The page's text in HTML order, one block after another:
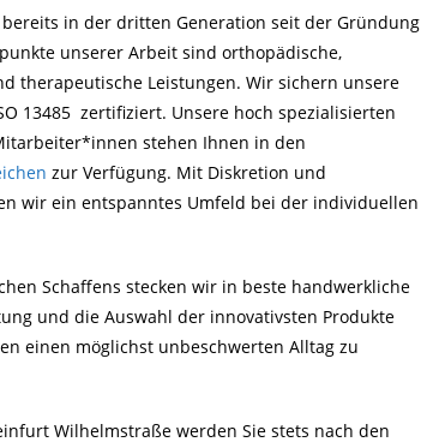
in der dritten Generation seit der Gründung
unserer Arbeit sind orthopädische,
therapeutische Leistungen. Wir sichern unsere
13485 zertifiziert. Unsere hoch spezialisierten
stehen Ihnen in den
zur Verfügung. Mit Diskretion und
wir ein entspanntes Umfeld bei der individuellen
Schaffens stecken wir in beste handwerkliche
und die Auswahl der innovativsten Produkte
einen möglichst unbeschwerten Alltag zu
Wilhelmstraße werden Sie stets nach den